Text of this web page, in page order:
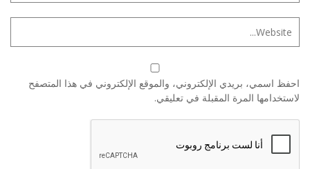
احفظ اسمي، بريدي الإلكتروني، والموقع الإلكتروني في هذا المتصفح
لاستخدامها المرة المقبلة في تعليقي.